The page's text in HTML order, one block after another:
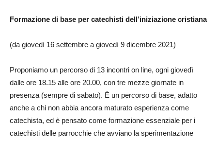
Formazione di base per catechisti dell’iniziazione cristiana
(da giovedì 16 settembre a giovedì 9 dicembre 2021)
Proponiamo un percorso di 13 incontri on line, ogni giovedì
dalle ore 18.15 alle ore 20.00, con tre mezze giornate in
presenza (sempre di sabato). È un percorso di base, adatto
anche a chi non abbia ancora maturato esperienza come
catechista, ed è pensato come formazione essenziale per i
catechisti delle parrocchie che avviano la sperimentazione